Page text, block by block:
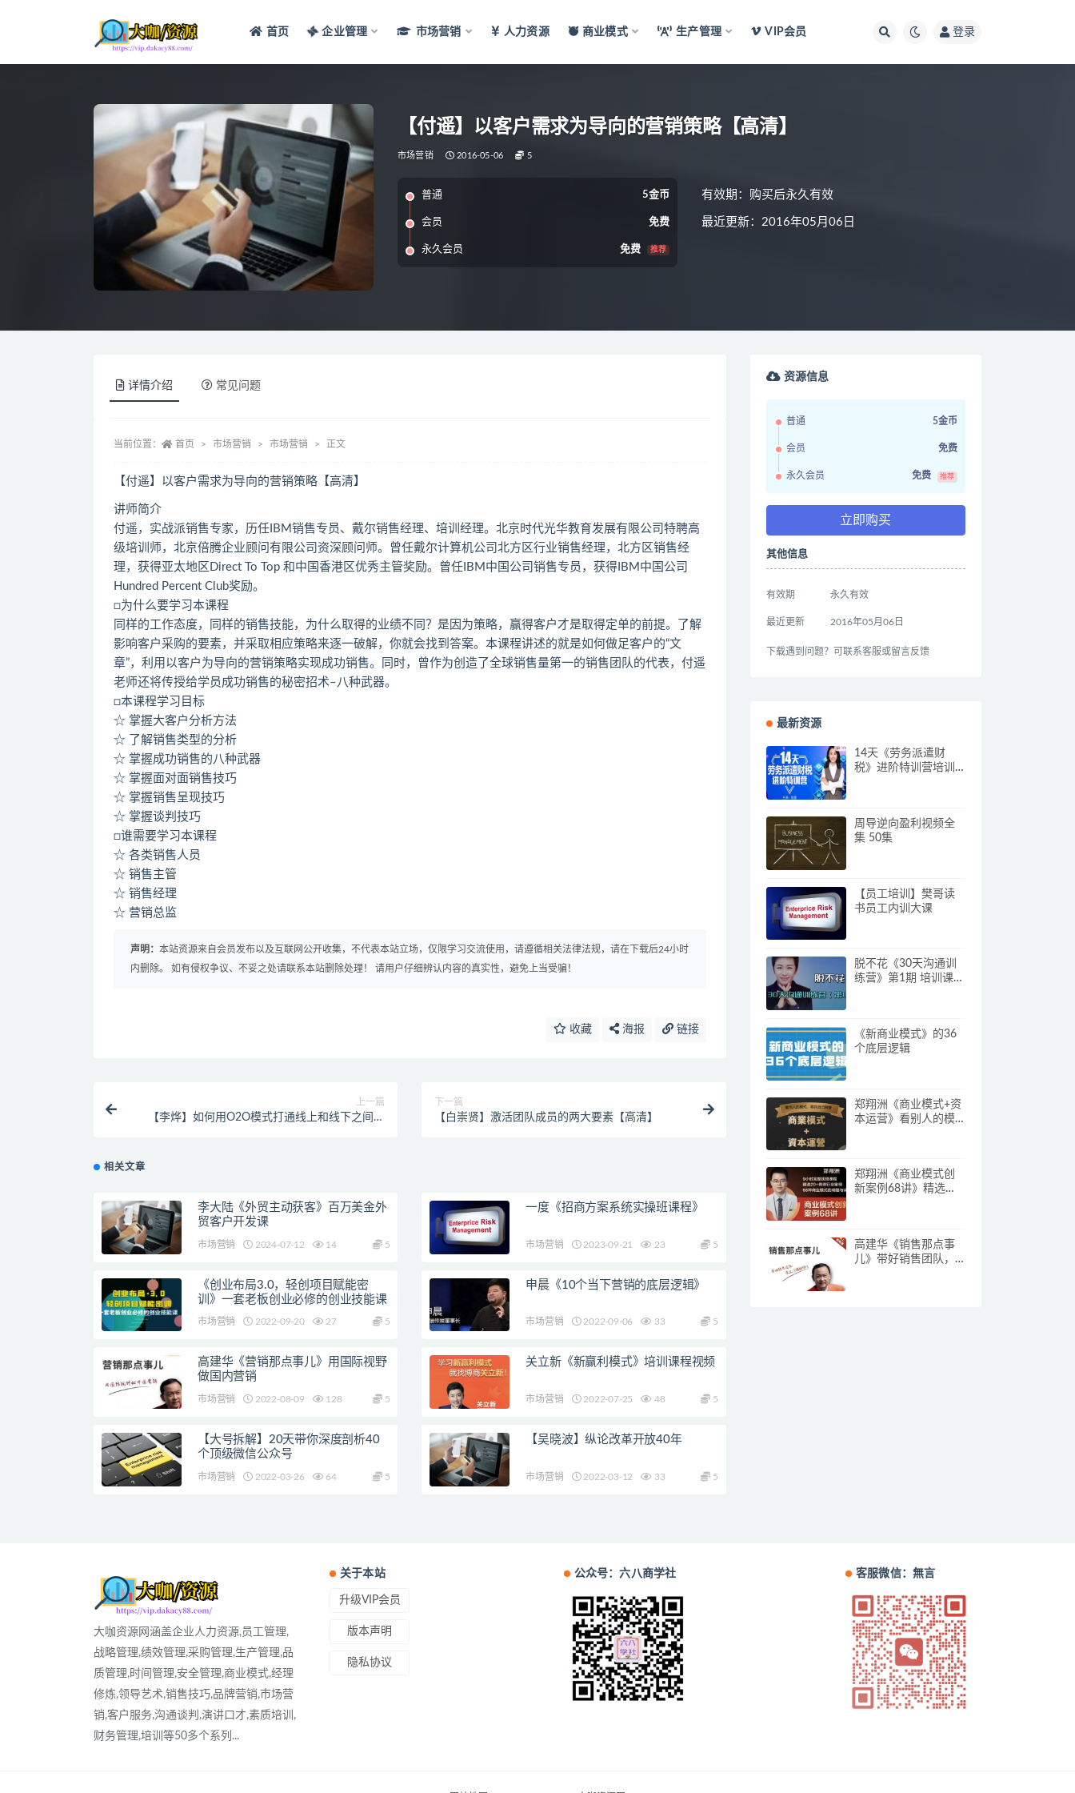
首页 企业管理 市场营销 人力资源 商业模式 生产管理 VIP会员 登录
【付遥】以客户需求为导向的营销策略【高清】
市场营销 2016-05-06 5
普通 5金币
会员 免费
永久会员 免费 推荐
有效期：购买后永久有效
最近更新：2016年05月06日
详情介绍 常见问题
当前位置： 首页 市场营销 市场营销 正文
【付遥】以客户需求为导向的营销策略【高清】
讲师简介
付遥，实战派销售专家，历任IBM销售专员、戴尔销售经理、培训经理。北京时代光华教育发展有限公司特聘高
级培训师，北京倍腾企业顾问有限公司资深顾问师。曾任戴尔计算机公司北方区行业销售经理，北方区销售经
理，获得亚太地区Direct To Top 和中国香港区优秀主管奖励。曾任IBM中国公司销售专员，获得IBM中国公司
Hundred Percent Club奖励。
□为什么要学习本课程
同样的工作态度，同样的销售技能，为什么取得的业绩不同？是因为策略，赢得客户才是取得定单的前提。了解
影响客户采购的要素，并采取相应策略来逐一破解，你就会找到答案。本课程讲述的就是如何做足客户的“文
章”，利用以客户为导向的营销策略实现成功销售。同时，曾作为创造了全球销售量第一的销售团队的代表，付遥
老师还将传授给学员成功销售的秘密招术–八种武器。
□本课程学习目标
☆ 掌握大客户分析方法
☆ 了解销售类型的分析
☆ 掌握成功销售的八种武器
☆ 掌握面对面销售技巧
☆ 掌握销售呈现技巧
☆ 掌握谈判技巧
□谁需要学习本课程
☆ 各类销售人员
☆ 销售主管
☆ 销售经理
☆ 营销总监
声明： 本站资源来自会员发布以及互联网公开收集，不代表本站立场，仅限学习交流使用，请遵循相关法律法规，请在下载后24小时
内删除。 如有侵权争议、不妥之处请联系本站删除处理！ 请用户仔细辨认内容的真实性，避免上当受骗！
收藏 海报 链接
上一篇
【李烨】如何用O2O模式打通线上和线下之间的
下一篇
【白崇贤】激活团队成员的两大要素【高清】
相关文章
李大陆《外贸主动获客》百万美金外
贸客户开发课
市场营销 2024-07-12 14 5
一度《招商方案系统实操班课程》
市场营销 2023-09-21 23 5
《创业布局3.0，轻创项目赋能密
训》一套老板创业必修的创业技能课
市场营销 2022-09-20 27 5
申晨《10个当下营销的底层逻辑》
市场营销 2022-09-06 33 5
高建华《营销那点事儿》用国际视野
做国内营销
市场营销 2022-08-09 128 5
关立新《新赢利模式》培训课程视频
市场营销 2022-07-25 48 5
【大号拆解】20天带你深度剖析40
个顶级微信公众号
市场营销 2022-03-26 64 5
【吴晓波】纵论改革开放40年
市场营销 2022-03-12 33 5
资源信息
普通 5金币
会员 免费
永久会员 免费 推荐
立即购买
其他信息
有效期 永久有效
最近更新 2016年05月06日
下载遇到问题？可联系客服或留言反馈
最新资源
14天《劳务派遣财
税》进阶特训营培训
周导逆向盈利视频全
集 50集
【员工培训】樊哥读
书员工内训大课
脱不花《30天沟通训
练营》第1期 培训课程
《新商业模式》的36
个底层逻辑
郑翔洲《商业模式+资
本运营》看别人的模
郑翔洲《商业模式创
新案例68讲》精选
高建华《销售那点事
儿》带好销售团队，
大咖资源网涵盖企业人力资源,员工管理,
战略管理,绩效管理,采购管理,生产管理,品
质管理,时间管理,安全管理,商业模式,经理
修炼,领导艺术,销售技巧,品牌营销,市场营
销,客户服务,沟通谈判,演讲口才,素质培训,
财务管理,培训等50多个系列...
关于本站
升级VIP会员
版本声明
隐私协议
公众号：六八商学社 客服微信：無言